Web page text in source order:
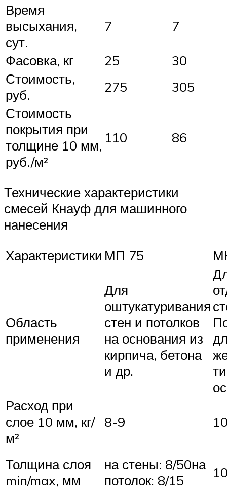
Время
высыхания,
сут.
7 7
Фасовка, кг 25
30
Стоимость,
руб.
275
305
Стоимость
покрытия при
толщине 10 мм,
руб./м²
110 86
Технические характеристики
смесей Кнауф для машинного
нанесения
Характеристики МП 75
Область
применения
Для
оштукатуривания
стен и потолков
на основания из
кирпича, бетона
и др.
Расход при
слое 10 мм, кг/
м²
8-9
Толщина слоя
min/max, мм
на стены: 8/50на
потолок: 8/15